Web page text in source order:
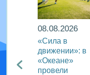
с
08.08.2026
«Сила в
движении»: в
«Океане»
провели